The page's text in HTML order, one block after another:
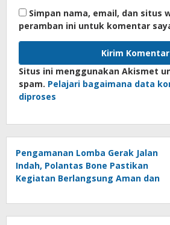
Simpan nama, email, dan situs
peramban ini untuk komentar
Situs ini menggunakan Akismet
spam. Pelajari bagaimana data
diproses
Pengamanan Lomba Gerak Jalan
Indah, Polantas Bone Pastikan
Kegiatan Berlangsung Aman dan